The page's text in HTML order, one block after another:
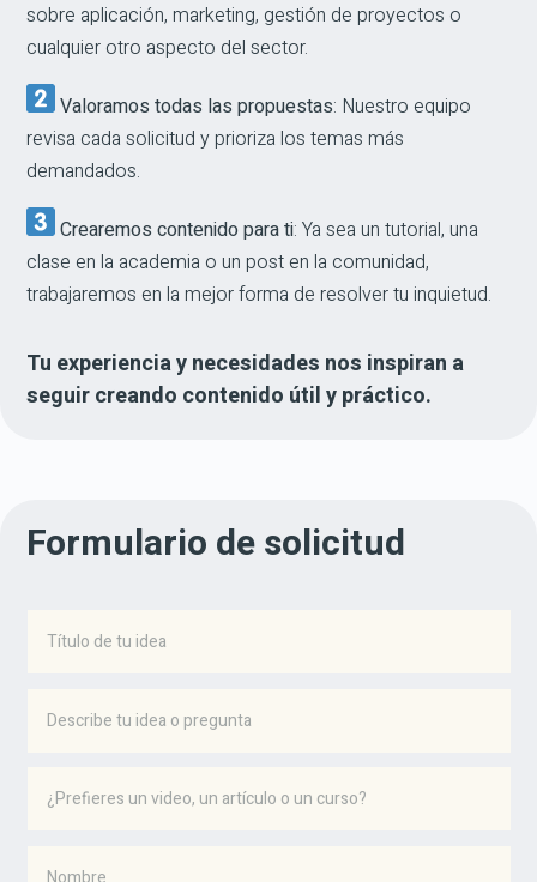
sobre aplicación, marketing, gestión de proyectos o
cualquier otro aspecto del sector.
Valoramos todas las propuestas: Nuestro equipo
revisa cada solicitud y prioriza los temas más
demandados.
Crearemos contenido para ti: Ya sea un tutorial, una
clase en la academia o un post en la comunidad,
trabajaremos en la mejor forma de resolver tu inquietud.
Tu experiencia y necesidades nos inspiran a
seguir creando contenido útil y práctico.
Formulario de solicitud